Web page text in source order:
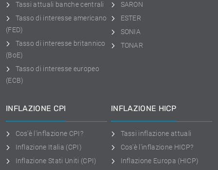
Tassi attuali banche centrali
Tasso di interesse americano
(FED)
Tasso di interesse britannico
(BoE)
Tasso di interesse europeo
(ECB)
SARON
ESTER
SONIA
TONAR
INFLAZIONE CPI
Cos'è l'inflazione CPI?
Inflazione Italia (CPI)
Inflazione Stati Uniti (CPI)
INFLAZIONE HICP
Tassi inflazione attuali
Cos'è l'inflazione HICP?
Inflazione Europa (HICP)